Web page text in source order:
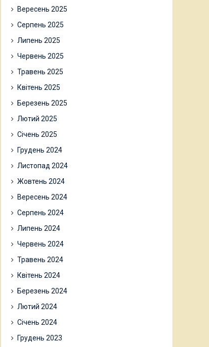
Вересень 2025
Серпень 2025
Липень 2025
Червень 2025
Травень 2025
Квітень 2025
Березень 2025
Лютий 2025
Січень 2025
Грудень 2024
Листопад 2024
Жовтень 2024
Вересень 2024
Серпень 2024
Липень 2024
Червень 2024
Травень 2024
Квітень 2024
Березень 2024
Лютий 2024
Січень 2024
Грудень 2023